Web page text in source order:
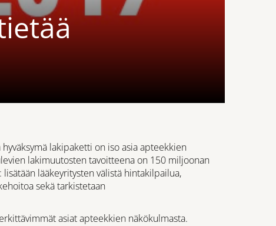
lakipaketti on iso asia apteekkien
lakimuutosten tavoitteena on 150 miljoonan
lääkeyritysten välistä hintakilpailua,
sekä tarkistetaan
asiat apteekkien näkökulmasta.